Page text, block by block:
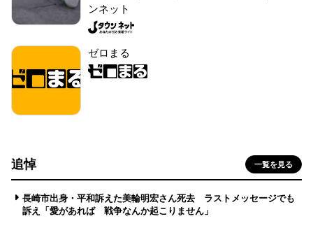
ンネット
ゼロまる
追悼 一覧を見る
長崎市出身・平和訴えた美輪明宏さん死去 ラストメッセージでも
訴え「愛があれば 戦争なんか起こりません」